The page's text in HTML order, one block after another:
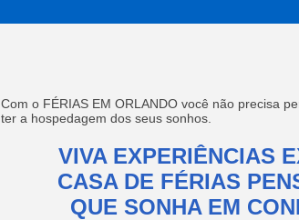
Com o FÉRIAS EM ORLANDO você não precisa
ter a hospedagem dos seus sonhos.
VIVA EXPERIÊNCIAS
CASA DE FÉRIAS
QUE SONHA EM